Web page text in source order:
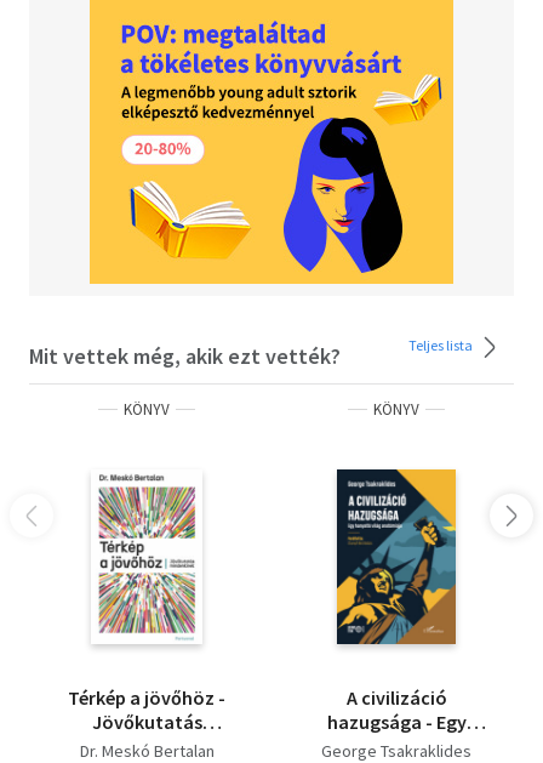
"Garr megmutatta, hogy másként is gondolkodhatunk a
hatékony prezentációkról. Ami pedig még fontosabb:
kommunikációs szakemberek teljes generációját
tanította meg arra, hogyan végezhetik eredményesebben
a munkájukat. Éljünk a lehetőséggel!"
Seth Godin, világhírű előadó, az Ikarosz tévedése? és a
Vágj bele! című könyvek szerzője
Mit vettek még, akik ezt vették? Teljes lista
KÖNYV
Térkép a jövőhöz -
Jövőkutatás
mindenkinek
Dr. Meskó Bertalan
KÖNYV
A civilizáció
hazugsága - Egy
hanyatló világ
George Tsakraklides